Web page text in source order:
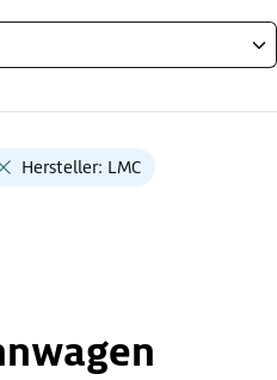
Hersteller: LMC